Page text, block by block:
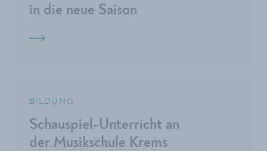
in die neue Saison
BILDUNG
Schauspiel-Unterricht an
der Musikschule Krems